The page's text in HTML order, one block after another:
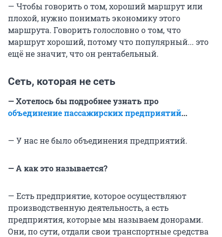
— Чтобы говорить о том, хороший маршрут или
плохой, нужно понимать экономику этого
маршрута. Говорить голословно о том, что
маршрут хороший, потому что популярный... это
ещё не значит, что он рентабельный.
Сеть, которая не сеть
— Хотелось бы подробнее узнать про
объединение пассажирских предприятий...
— У нас не было объединения предприятий.
— А как это называется?
— Есть предприятие, которое осуществляют
производственную деятельность, а есть
предприятия, которые мы называем донорами.
Они, по сути, отдали свои транспортные средства